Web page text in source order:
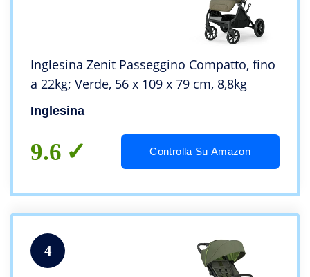
Inglesina Zenit Passeggino Compatto, fino
a 22kg; Verde, 56 x 109 x 79 cm, 8,8kg
Inglesina
9.6 Controlla Su Amazon
4